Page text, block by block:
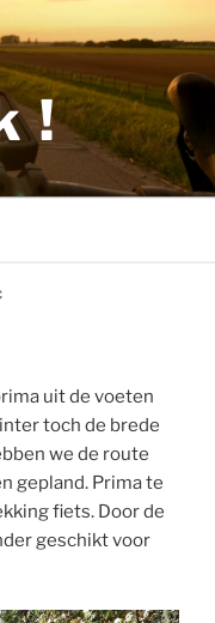
!
uit de voeten
toch de brede
we de route
gepland. Prima te
fiets. Door de
geschikt voor